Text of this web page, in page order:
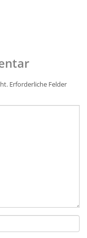
Erforderliche Felder